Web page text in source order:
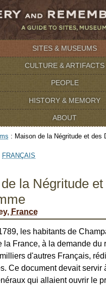
SITES & MUSEUMS
CULTURE & ARTIFACTS
PEOPLE
HISTORY & MEMORY
ABOUT
: Maison de la Négritude et des
FRANÇAIS
la Négritude
France
les habitants de
la France, à la demande du
d'autres Français,
Ce document devait servir
qui allaient ouvrir le